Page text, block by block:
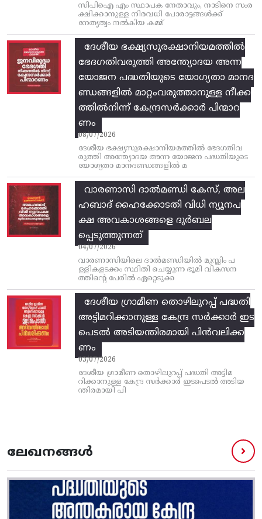
സിപിഐ എം സ്ഥാപക നേതാവും, നാടിനെ സംര
ക്ഷിക്കാനുള്ള നിരവധി പോരാട്ടങ്ങള്‍ക്ക്‌
നേതൃത്വം നല്‍കിയ കമ്മ്
ദേശീയ ഭക്ഷ്യസുരക്ഷാനിയമത്തിൽ
ഭേദഗതിവരുത്തി അന്ത്യോദയ അന്ന
യോജന പദ്ധതിയുടെ യോഗ്യതാ മാനദ
ണ്ഡങ്ങളിൽ മാറ്റംവരുത്താനുള്ള നീക്ക
ത്തിൽനിന്ന്‌ കേന്ദ്രസർക്കാർ പിന്മാറ
ണം
08/07/2026
ദേശീയ ഭക്ഷ്യസുരക്ഷാനിയമത്തിൽ ഭേദഗതിവ
രുത്തി അന്ത്യോദയ അന്ന യോജന പദ്ധതിയുടെ
യോഗ്യതാ മാനദണ്ഡങ്ങളിൽ മ
വാരണാസി ദാൽമണ്ഡി കേസ്, അല
ഹബാദ് ഹൈക്കോടതി വിധി ന്യൂനപ
ക്ഷ അവകാശങ്ങളെ ദുർബല
പ്പെടുത്തുന്നത്
04/07/2026
വാരണാസിയിലെ ദാൽമണ്ഡിയിൽ മുസ്ലിം പ
ള്ളികളടക്കം സ്ഥിതി ചെയ്യുന്ന ഭൂമി വികസന
ത്തിന്റെ പേരിൽ ഏറ്റെടുക്ക
ദേശീയ ഗ്രാമീണ തൊഴിലുറപ്പ്‌ പദ്ധതി
അട്ടിമറിക്കാനുള്ള കേന്ദ്ര സര്‍ക്കാര്‍ ഇട
പെടല്‍ അടിയന്തിരമായി പിന്‍വലിക്ക
ണം
03/07/2026
ദേശീയ ഗ്രാമീണ തൊഴിലുറപ്പ്‌ പദ്ധതി അട്ടിമ
റിക്കാനുള്ള കേന്ദ്ര സര്‍ക്കാര്‍ ഇടപെടല്‍ അടിയ
ന്തിരമായി പി
ലേഖനങ്ങൾ